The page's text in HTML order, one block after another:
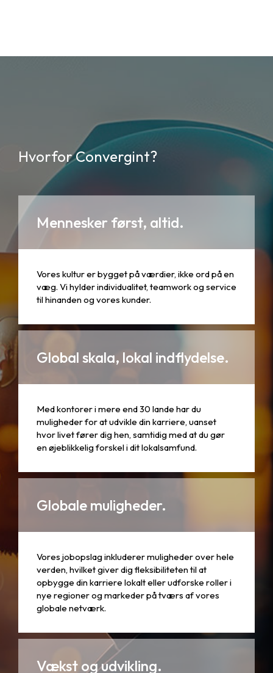
Hvorfor Convergint?
Mennesker først, altid.
Vores kultur er bygget på værdier, ikke ord på en
væg. Vi hylder individualitet, teamwork og service
til hinanden og vores kunder.
Global skala, lokal indflydelse.
Med kontorer i mere end 30 lande har du
muligheder for at udvikle din karriere, uanset
hvor livet fører dig hen, samtidig med at du gør
en øjeblikkelig forskel i dit lokalsamfund.
Globale muligheder.
Vores jobopslag inkluderer muligheder over hele
verden, hvilket giver dig fleksibiliteten til at
opbygge din karriere lokalt eller udforske roller i
nye regioner og markeder på tværs af vores
globale netværk.
Vækst og udvikling.